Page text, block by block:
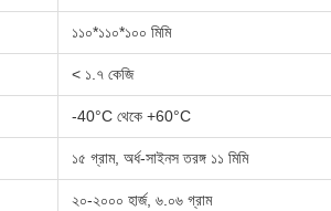
১১০*১১০*১০০ মিমি
< ১.৭ কেজি
-40°C থেকে +60°C
১৫ গ্রাম, অর্ধ-সাইনস তরঙ্গ ১১ মিমি
২০-২০০০ হার্জ, ৬.০৬ গ্রাম